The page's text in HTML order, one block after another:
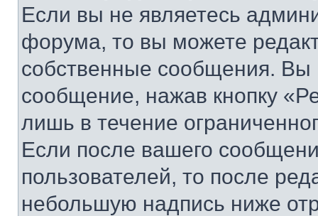
Если вы не являетесь
форума, то вы можете
собственные сообщения. Вы
сообщение, нажав кнопку
лишь в течение
Если после вашего
пользователей, то после
небольшую надпись ниже